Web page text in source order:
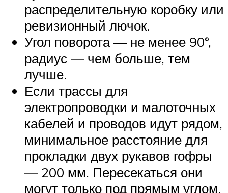
распределительную коробку или
ревизионный лючок.
Угол поворота — не менее 90°,
радиус — чем больше, тем
лучше.
Если трассы для
электропроводки и малоточных
кабелей и проводов идут рядом,
минимальное расстояние для
прокладки двух рукавов гофры
— 200 мм. Пересекаться они
могут только под прямым углом.